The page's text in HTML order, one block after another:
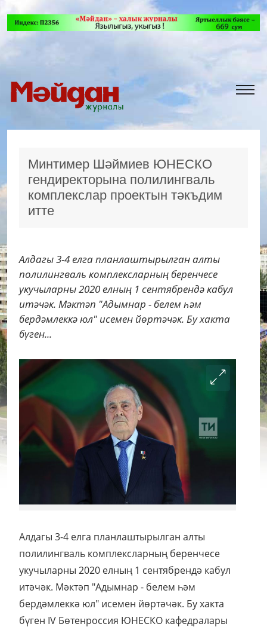
Минтимер Шәймиев ЮНЕСКО
гендиректорына полилингваль
комплекслар проектын тәкъдим
итте
Алдагы 3-4 елга планлаштырылган алты
полилингваль комплексларның беренчесе
укучыларны 2020 елның 1 сентябрендә кабул
итәчәк. Мәктәп "Адымнар - белем һәм
бердәмлеккә юл" исемен йөртәчәк. Бу хакта
бүген...
Алдагы 3-4 елга планлаштырылган алты
полилингваль комплексларның беренчесе
укучыларны 2020 елның 1 сентябрендә кабул
итәчәк. Мәктәп "Адымнар - белем һәм
бердәмлеккә юл" исемен йөртәчәк. Бу хакта
бүген IV Бөтенроссия ЮНЕСКО кафедралары